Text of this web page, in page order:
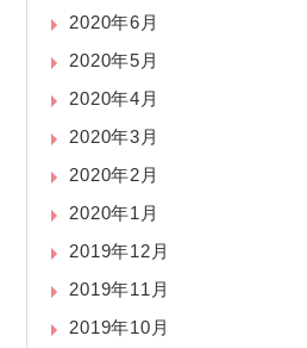
2020年6月
2020年5月
2020年4月
2020年3月
2020年2月
2020年1月
2019年12月
2019年11月
2019年10月